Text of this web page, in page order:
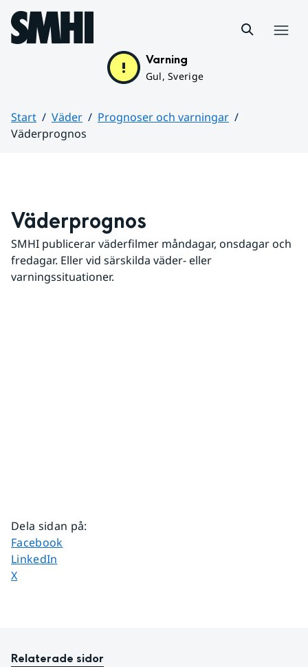
Hoppa till sidans innehåll
Varning
Gul, Sverige
Start Väder
Prognoser och varningar
Väderprognos
Väderprognos
SMHI publicerar väderfilmer måndagar, onsdagar och
fredagar. Eller vid särskilda väder- eller
varningssituationer.
Dela sidan på:
Dela sidan på
Facebook
Dela sidan på
LinkedIn
Dela sidan på
X
Relaterade sidor